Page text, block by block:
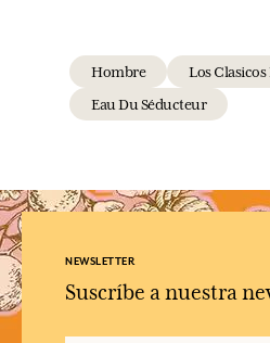
Hombre
Los
Eau Du Séducteur
NEWSLETTER
Suscríbe a nuestra